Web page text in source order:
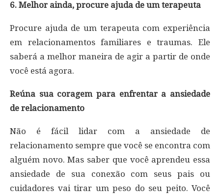
6. Melhor ainda, procure ajuda de um terapeuta
Procure ajuda de um terapeuta com experiência
em relacionamentos familiares e traumas. Ele
saberá a melhor maneira de agir a partir de onde
você está agora.
Reúna sua coragem para enfrentar a ansiedade
de relacionamento
Não é fácil lidar com a ansiedade de
relacionamento sempre que você se encontra com
alguém novo. Mas saber que você aprendeu essa
ansiedade de sua conexão com seus pais ou
cuidadores vai tirar um peso do seu peito. Você